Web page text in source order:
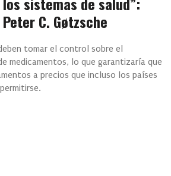
C. Gøtzsche
tomar el control sobre el
medicamentos, lo que garantizaría que
a precios que incluso los países